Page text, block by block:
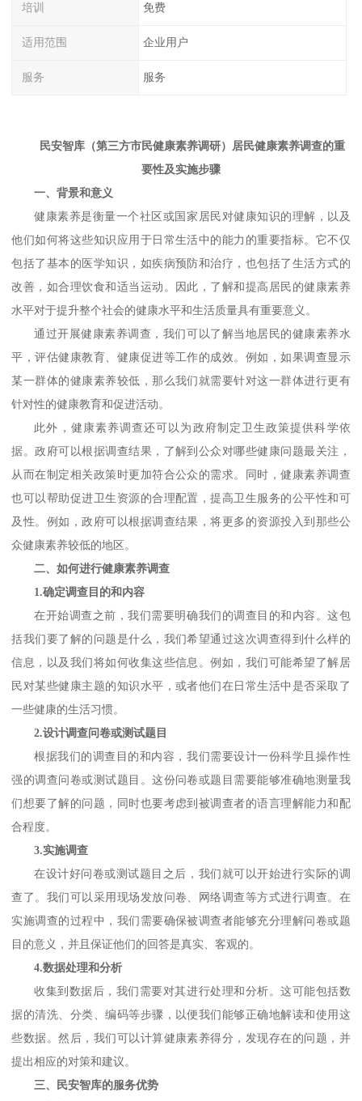
培训 免费
适用范围 企业用户
服务 服务
民安智库（第三方市民健康素养调研）
居民健康素养调查的重
要性及实施步骤
一、背景和意义
健康素养是衡量一个社区或国家居民对健康知识的理解，以及
他们如何将这些知识应用于日常生活中的能力的重要指标。它不仅
包括了基本的医学知识，如疾病预防和治疗，也包括了生活方式的
改善，如合理饮食和适当运动。因此，了解和提高居民的健康素养
水平对于提升整个社会的健康水平和生活质量具有重要意义。
通过开展健康素养调查，我们可以了解当地居民的健康素养水
平，评估健康教育、健康促进等工作的成效。例如，如果调查显示
某一群体的健康素养较低，那么我们就需要针对这一群体进行更有
针对性的健康教育和促进活动。
此外，健康素养调查还可以为政府制定卫生政策提供科学依
据。政府可以根据调查结果，了解到公众对哪些健康问题最关注，
从而在制定相关政策时更加符合公众的需求。同时，健康素养调查
也可以帮助促进卫生资源的合理配置，提高卫生服务的公平性和可
及性。例如，政府可以根据调查结果，将更多的资源投入到那些公
众健康素养较低的地区。
二、如何进行健康素养调查
1.确定调查目的和内容
在开始调查之前，我们需要明确我们的调查目的和内容。这包
括我们要了解的问题是什么，我们希望通过这次调查得到什么样的
信息，以及我们将如何收集这些信息。例如，我们可能希望了解居
民对某些健康主题的知识水平，或者他们在日常生活中是否采取了
一些健康的生活习惯。
2.设计调查问卷或测试题目
根据我们的调查目的和内容，我们需要设计一份科学且操作性
强的调查问卷或测试题目。这份问卷或题目需要能够准确地测量我
们想要了解的问题，同时也要考虑到被调查者的语言理解能力和配
合程度。
3.实施调查
在设计好问卷或测试题目之后，我们就可以开始进行实际的调
查了。我们可以采用现场发放问卷、网络调查等方式进行调查。在
实施调查的过程中，我们需要确保被调查者能够充分理解问卷或题
目的意义，并且保证他们的回答是真实、客观的。
4.数据处理和分析
收集到数据后，我们需要对其进行处理和分析。这可能包括数
据的清洗、分类、编码等步骤，以便我们能够正确地解读和使用这
些数据。然后，我们可以计算健康素养得分，发现存在的问题，并
提出相应的对策和建议。
三、民安智库的服务优势